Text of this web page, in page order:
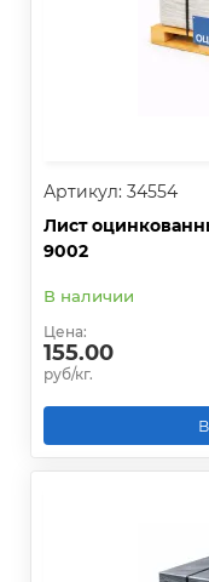
Артикул: 34554
Лист
9002
В наличии
Цена:
155.00
руб/кг.